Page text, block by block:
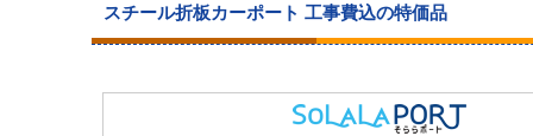
スチール折板カーポート 工事費込の特価品